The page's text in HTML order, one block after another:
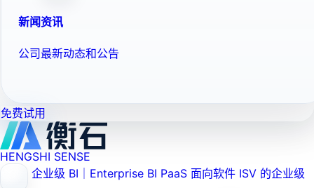
新闻资讯
公司最新动态和公告
免费试用
HENGSHI SENSE
企业级 BI｜Enterprise BI PaaS 面向软件 ISV 的企业级